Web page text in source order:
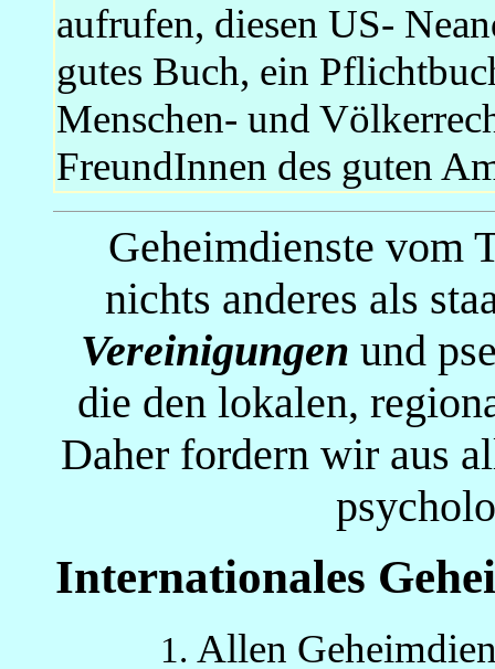
aufrufen, diesen US-
gutes Buch, ein
Menschen- und
FreundInnen des guten
Geheimdienste vom
nichts anderes als
Vereinigungen und
die den lokalen,
Daher fordern wir aus
Internationales
Allen